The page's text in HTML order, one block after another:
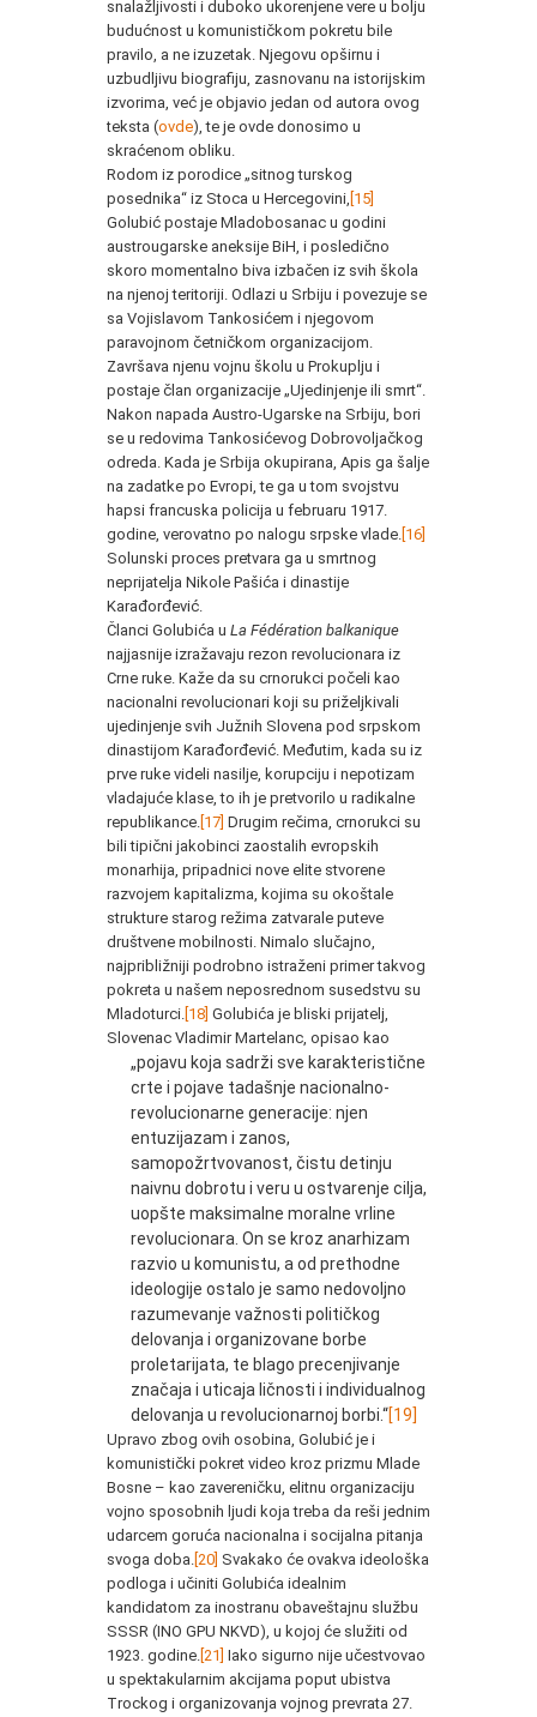
snalažljivosti i duboko ukorenjene vere u bolju
budućnost u komunističkom pokretu bile
pravilo, a ne izuzetak. Njegovu opširnu i
uzbudljivu biografiju, zasnovanu na istorijskim
izvorima, već je objavio jedan od autora ovog
teksta (ovde), te je ovde donosimo u
skraćenom obliku.
Rodom iz porodice „sitnog turskog
posednika“ iz Stoca u Hercegovini, [15]
Golubić postaje Mladobosanac u godini
austrougarske aneksije BiH, i posledično
skoro momentalno biva izbačen iz svih škola
na njenoj teritoriji. Odlazi u Srbiju i povezuje se
sa Vojislavom Tankosićem i njegovom
paravojnom četničkom organizacijom.
Završava njenu vojnu školu u Prokuplju i
postaje član organizacije „Ujedinjenje ili smrt“.
Nakon napada Austro-Ugarske na Srbiju, bori
se u redovima Tankosićevog Dobrovoljačkog
odreda. Kada je Srbija okupirana, Apis ga šalje
na zadatke po Evropi, te ga u tom svojstvu
hapsi francuska policija u februaru 1917.
godine, verovatno po nalogu srpske vlade. [16]
Solunski proces pretvara ga u smrtnog
neprijatelja Nikole Pašića i dinastije
Karađorđević.
Članci Golubića u La Fédération balkanique
najjasnije izražavaju rezon revolucionara iz
Crne ruke. Kaže da su crnorukci počeli kao
nacionalni revolucionari koji su priželjkivali
ujedinjenje svih Južnih Slovena pod srpskom
dinastijom Karađorđević. Međutim, kada su iz
prve ruke videli nasilje, korupciju i nepotizam
vladajuće klase, to ih je pretvorilo u radikalne
republikance. [17] Drugim rečima, crnorukci su
bili tipični jakobinci zaostalih evropskih
monarhija, pripadnici nove elite stvorene
razvojem kapitalizma, kojima su okoštale
strukture starog režima zatvarale puteve
društvene mobilnosti. Nimalo slučajno,
najpribližniji podrobno istraženi primer takvog
pokreta u našem neposrednom susedstvu su
Mladoturci. [18] Golubića je bliski prijatelj,
Slovenac Vladimir Martelanc, opisao kao
„pojavu koja sadrži sve karakteristične
crte i pojave tadašnje nacionalno-
revolucionarne generacije: njen
entuzijazam i zanos,
samopožrtvovanost, čistu detinju
naivnu dobrotu i veru u ostvarenje cilja,
uopšte maksimalne moralne vrline
revolucionara. On se kroz anarhizam
razvio u komunistu, a od prethodne
ideologije ostalo je samo nedovoljno
razumevanje važnosti političkog
delovanja i organizovane borbe
proletarijata, te blago precenjivanje
značaja i uticaja ličnosti i individualnog
delovanja u revolucionarnoj borbi.“[19]
Upravo zbog ovih osobina, Golubić je i
komunistički pokret video kroz prizmu Mlade
Bosne – kao zavereničku, elitnu organizaciju
vojno sposobnih ljudi koja treba da reši jednim
udarcem goruća nacionalna i socijalna pitanja
svoga doba. [20] Svakako će ovakva ideološka
podloga i učiniti Golubića idealnim
kandidatom za inostranu obaveštajnu službu
SSSR (INO GPU NKVD), u kojoj će služiti od
1923. godine. [21] Iako sigurno nije učestvovao
u spektakularnim akcijama poput ubistva
Trockog i organizovanja vojnog prevrata 27.